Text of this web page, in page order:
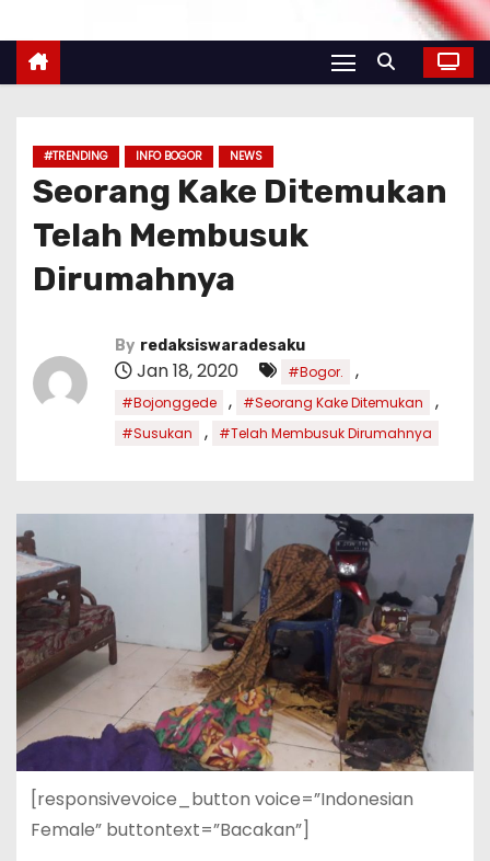
#TRENDING INFO BOGOR NEWS
Seorang Kake Ditemukan
Telah Membusuk
Dirumahnya
By redaksiswaradesaku
Jan 18, 2020 #Bogor. ,
#Bojonggede , #Seorang Kake Ditemukan ,
#Susukan , #Telah Membusuk Dirumahnya
[responsivevoice_button voice=”Indonesian
Female” buttontext=”Bacakan”]